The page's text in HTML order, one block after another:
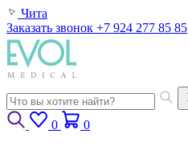
Чита
Заказать звонок +7 924 277 85 85
0 0